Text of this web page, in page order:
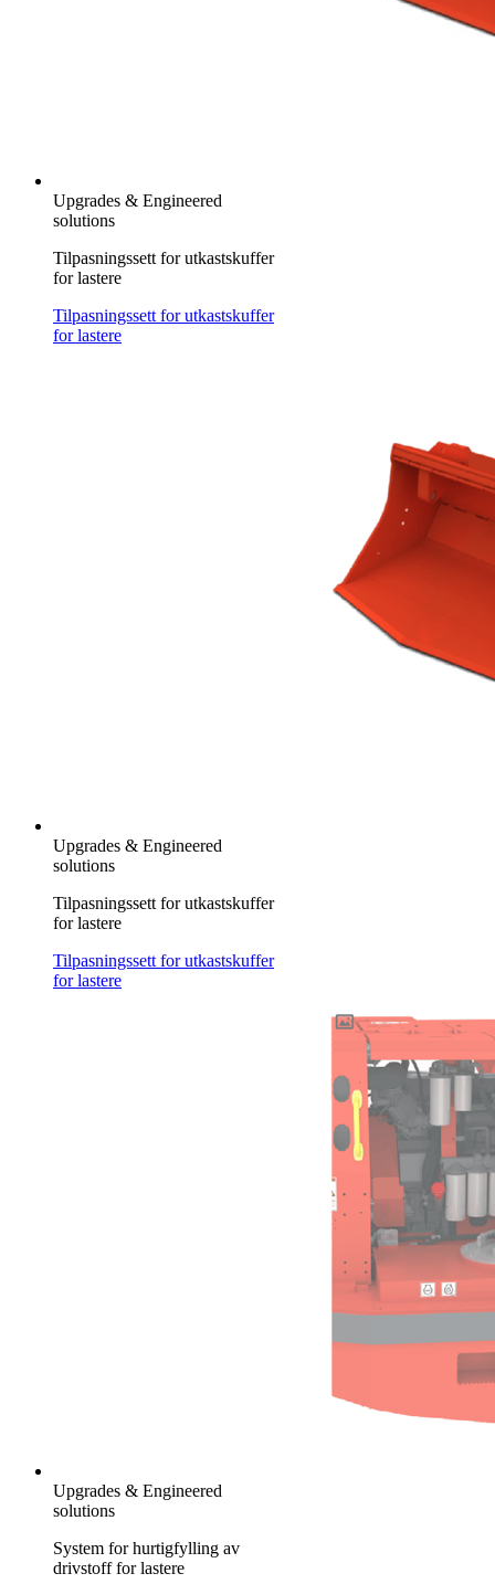
Upgrades & Engineered
solutions
Tilpasningssett for utkastskuffer
for lastere
Tilpasningssett for utkastskuffer
for lastere
Upgrades & Engineered
solutions
Tilpasningssett for utkastskuffer
for lastere
Tilpasningssett for utkastskuffer
for lastere
Upgrades & Engineered
solutions
System for hurtigfylling av
drivstoff for lastere